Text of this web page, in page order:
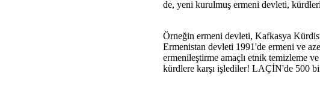
de, yeni kurulmuş ermeni devleti,
Örneğin ermeni devleti, Kafkasya
Ermenistan devleti 1991'de ermeni ve
ermenileştirme amaçlı etnik temizleme
kürdlere karşı işlediler! LAÇİN'de 500